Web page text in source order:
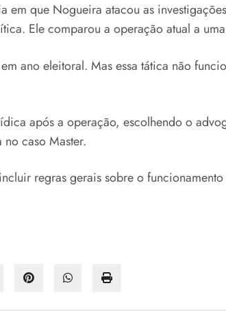
que Nogueira atacou as
Ele comparou a operação atual a
ano eleitoral. Mas essa tática não
após a operação, escolhendo o
caso Master.
regras gerais sobre o